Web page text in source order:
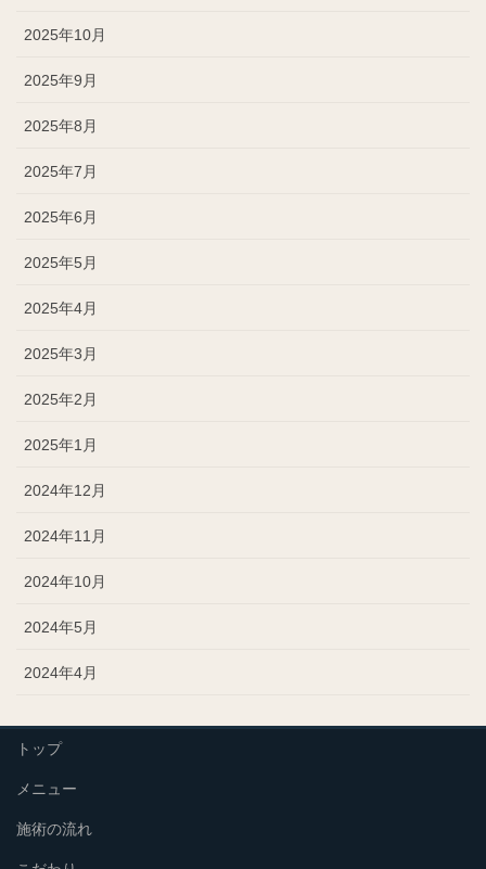
2025年10月
2025年9月
2025年8月
2025年7月
2025年6月
2025年5月
2025年4月
2025年3月
2025年2月
2025年1月
2024年12月
2024年11月
2024年10月
2024年5月
2024年4月
トップ
メニュー
施術の流れ